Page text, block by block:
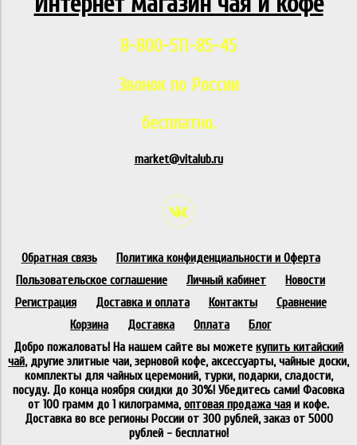
8-800-511-85-45
Звонок по России
бесплатно.
market@vitalub.ru
Обратная связь
Политика конфиденциальности и Оферта
Пользовательское соглашение
Личный кабинет
Новости
Регистрация
Доставка и оплата Контакты
Сравнение
Корзина
Доставка Оплата
Блог
Добро пожаловать! На нашем сайте вы можете купить китайский
чай, другие элитные чаи, зерновой кофе, аксессуарты, чайные доски,
комплекты для чайных церемоний, турки, подарки, сладости,
посуду. До конца ноября скидки до 30%! Убедитесь сами! Фасовка
от 100 грамм до 1 килограмма,оптовая продажа чая и кофе.
Доставка во все регионы России от 300 рублей, заказ от 5000
рублей - бесплатно!